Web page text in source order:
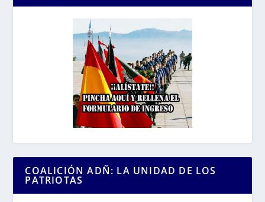
COALICIÓN ADÑ: LA UNIDAD DE LOS
PATRIOTAS